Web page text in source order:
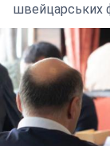
швейцарських